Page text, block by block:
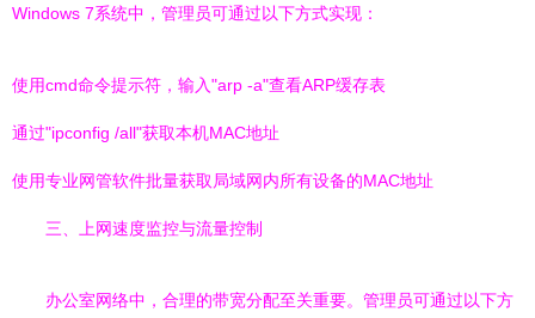
Windows 7系统中，管理员可通过以下方式实现：
使用cmd命令提示符，输入"arp -a"查看ARP缓存表
通过"ipconfig /all"获取本机MAC地址
使用专业网管软件批量获取局域网内所有设备的MAC地址
三、上网速度监控与流量控制
办公室网络中，合理的带宽分配至关重要。管理员可通过以下方